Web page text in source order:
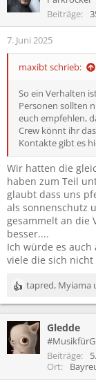
i
n
e
Beiträge
7. Juni 2025
maxibt schrieb:
So ein Verhalten
Personen sollten
euch empfehlen,
Crew könnt ihr
Kontakte gibt es
Wir hatten die
haben zum Teil
glaubt dass uns
als sonnenschutz
gesammelt an die
besser....
Ich würde es
viele die sich nicht
R
e
k
t
i
n
tapred, Myiama
Gledde
Beiträge
Ort